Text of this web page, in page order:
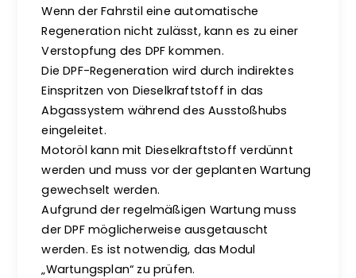
Wenn der Fahrstil eine automatische
Regeneration nicht zulässt, kann es zu einer
Verstopfung des DPF kommen.
Die DPF-Regeneration wird durch indirektes
Einspritzen von Dieselkraftstoff in das
Abgassystem während des Ausstoßhubs
eingeleitet.
Motoröl kann mit Dieselkraftstoff verdünnt
werden und muss vor der geplanten Wartung
gewechselt werden.
Aufgrund der regelmäßigen Wartung muss
der DPF möglicherweise ausgetauscht
werden. Es ist notwendig, das Modul
„Wartungsplan“ zu prüfen.